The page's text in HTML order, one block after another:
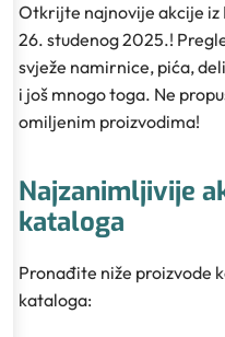
Otkrijte najnovije akcije iz
26. studenog 2025.!
svježe namirnice, pića,
i još mnogo toga. Ne
omiljenim proizvodima!
Najzanimljivije
kataloga
Pronađite niže proizvode
kataloga: